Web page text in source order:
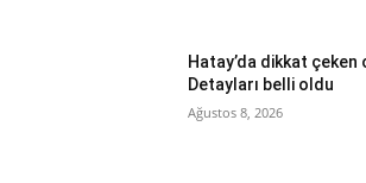
Hatay’da dikkat
Detayları belli oldu
Ağustos 8, 2026